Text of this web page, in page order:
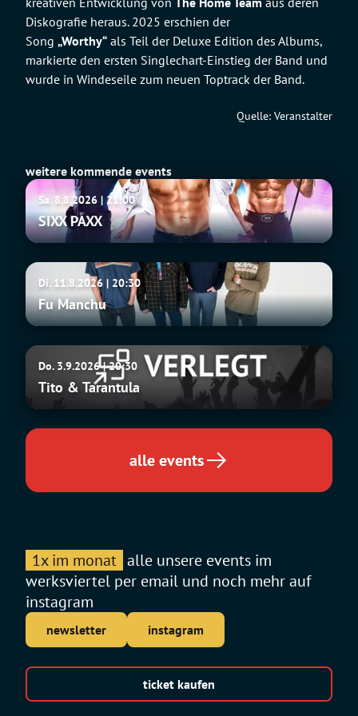
Diskografie heraus. 2025 erschien der
Song „Worthy“ als Teil der Deluxe Edition des Albums,
markierte den ersten Singlechart-Einstieg der Band und
wurde in Windeseile zum neuen Toptrack der Band.
Quelle: Veranstalter
weitere kommende events
SIXX
PAXXSa. 8.8.2026 | 21:00
SIXX PAXX
Fu
Manchu
Di. 11.8.2026 | 20:30
Fu Manchu
Tito
Tarantula
Do. 3.9.2026 | 20:30
Tito & Tarantula
alle events
1x im monat alle unsere events im
werksviertel per email und noch mehr auf
instagram
newsletter instagram
ticket kaufen